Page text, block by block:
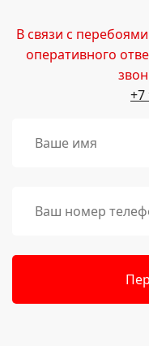
В связи с
оперативного
+7